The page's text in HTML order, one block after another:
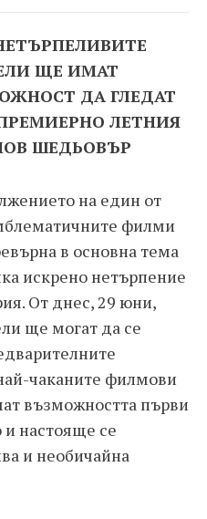
ЩЕ ИМАТ
ДА ГЛЕДАТ
ЛЕТНИЯ
ШЕДЬОВЪР
на един от
филми
в основна тема
искрено нетърпение
От днес, 29 юни,
ще могат да се
чаканите филмови
възможността първи
и настояще се
и необичайна